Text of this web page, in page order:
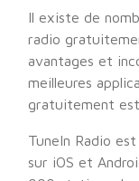
Il existe de
radio
avantages et
meilleures
gratuitement est
TuneIn Radio
sur iOS et